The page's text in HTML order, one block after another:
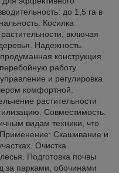
до 1,5 га в
Косилка
включая
Надежность.
конструкция
работу.
и регулировка
комфортной.
растительности
Совместимость.
видам техники, что
Скашивание и
Очистка
Подготовка почвы
за парками, обочинами